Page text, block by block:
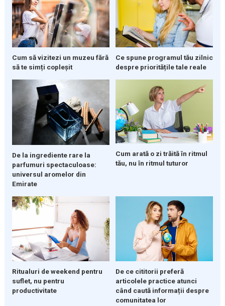
Cum să vizitezi un muzeu fără
să te simți copleșit
Ce spune programul tău zilnic
despre prioritățile tale reale
De la ingrediente rare la
parfumuri spectaculoase:
universul aromelor din
Emirate
Cum arată o zi trăită în ritmul
tău, nu în ritmul tuturor
Ritualuri de weekend pentru
suflet, nu pentru
productivitate
De ce cititorii preferă
articolele practice atunci
când caută informații despre
comunitatea lor